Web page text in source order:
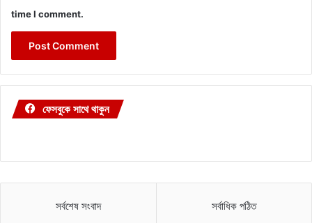
time I comment.
ফেসবুকে সাথে থাকুন
সর্বশেষ সংবাদ সর্বাধিক পঠিত